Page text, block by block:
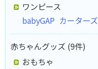
ワンピース
babyGAP カーターズ
赤ちゃんグッズ (9件)
おもちゃ